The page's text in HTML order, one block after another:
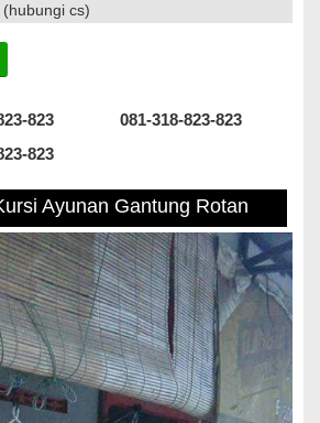
(hubungi cs)
823
081-318-823-823
823
Ayunan Gantung Rotan